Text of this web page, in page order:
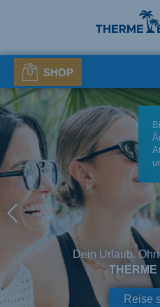
SHOP
Dein Urlaub.
THERME
Reise